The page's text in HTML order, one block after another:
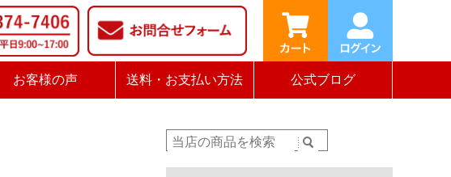
お客様の声 送料・お支払い方法 公式ブログ